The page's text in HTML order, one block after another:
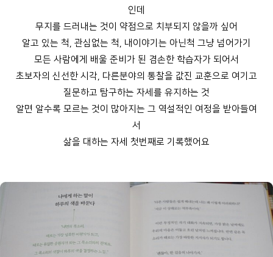
인데
무지를 드러내는 것이 약점으로 치부되지 않을까 싶어
알고 있는 척, 관심없는 척, 내이야기는 아닌척 그냥 넘어가기
모든 사람에게 배울 준비가 된 겸손한 학습자가 되어서
초보자의 신선한 시각, 다른분야의 통찰을 값진 교훈으로 여기고
질문하고 탐구하는 자세를 유지하는 것
알면 알수록 모르는 것이 많아지는 그 역설적인 여정을 받아들여
서
삶을 대하는 자세 첫번째로 기록했어요